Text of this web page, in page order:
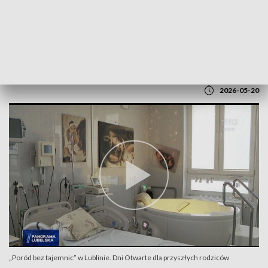
2026-05-20
„Poród bez tajemnic” w Lublinie. Dni Otwarte dla przyszłych rodziców